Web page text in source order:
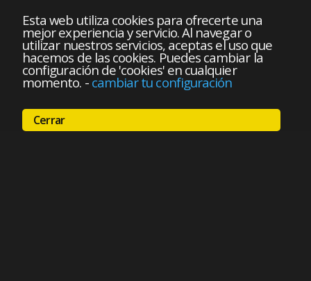
Esta web utiliza cookies para ofrecerte una
mejor experiencia y servicio. Al navegar o
utilizar nuestros servicios, aceptas el uso que
hacemos de las cookies. Puedes cambiar la
configuración de 'cookies' en cualquier
momento. - cambiar tu configuración
Cerrar